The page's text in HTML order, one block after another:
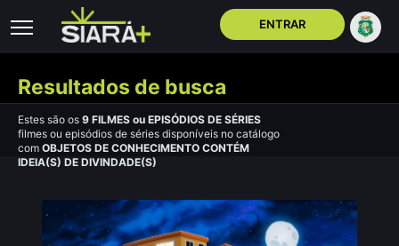
ENTRAR
Resultados de busca
Estes são os 9 FILMES ou EPISÓDIOS DE SÉRIES
filmes ou episódios de séries disponíveis no catálogo
com OBJETOS DE CONHECIMENTO CONTÉM
IDEIA(S) DE DIVINDADE(S)